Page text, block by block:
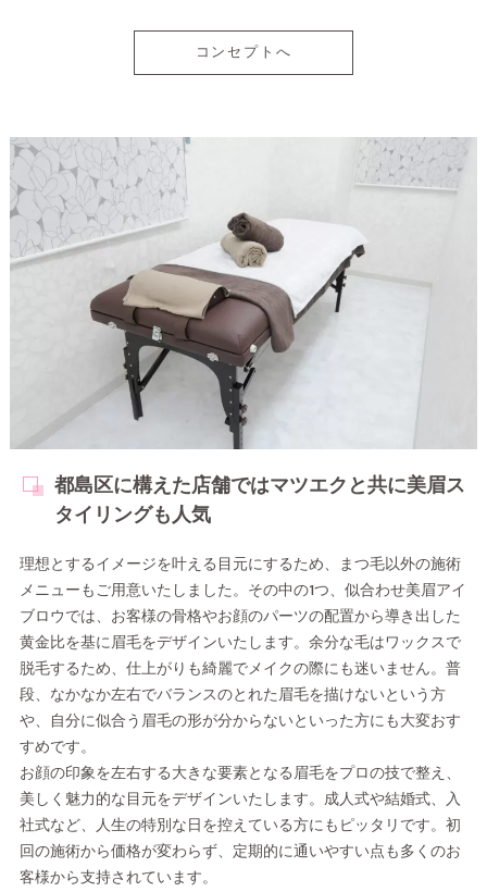
コンセプトへ
都島区に構えた店舗ではマツエクと共に美眉ス
タイリングも人気
理想とするイメージを叶える目元にするため、まつ毛以外の施術
メニューもご用意いたしました。その中の1つ、似合わせ美眉アイ
ブロウでは、お客様の骨格やお顔のパーツの配置から導き出した
黄金比を基に眉毛をデザインいたします。余分な毛はワックスで
脱毛するため、仕上がりも綺麗でメイクの際にも迷いません。普
段、なかなか左右でバランスのとれた眉毛を描けないという方
や、自分に似合う眉毛の形が分からないといった方にも大変おす
すめです。
お顔の印象を左右する大きな要素となる眉毛をプロの技で整え、
美しく魅力的な目元をデザインいたします。成人式や結婚式、入
社式など、人生の特別な日を控えている方にもピッタリです。初
回の施術から価格が変わらず、定期的に通いやすい点も多くのお
客様から支持されています。